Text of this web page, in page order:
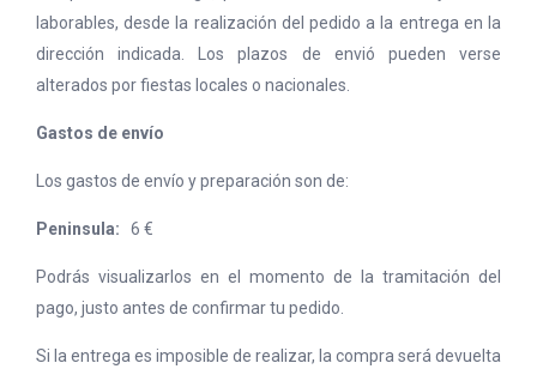
laborables, desde la realización del pedido a la entrega en la
dirección indicada. Los plazos de envió pueden verse
alterados por fiestas locales o nacionales.
Gastos de envío
Los gastos de envío y preparación son de:
Peninsula: 6 €
Podrás visualizarlos en el momento de la tramitación del
pago, justo antes de confirmar tu pedido.
Si la entrega es imposible de realizar, la compra será devuelta